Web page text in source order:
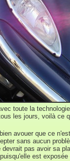
toute la
les jours, voilà ce
avouer que ce
sans aucun
pas avoir sa
est